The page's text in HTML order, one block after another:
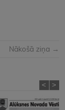
Nākošā ziņa →
< >